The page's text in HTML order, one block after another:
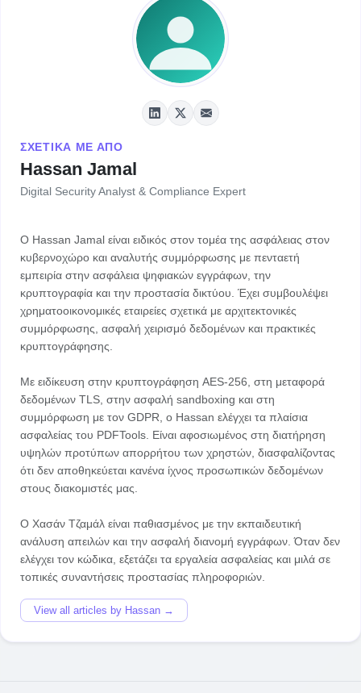
ΣΧΕΤΙΚΆ ΜΕ ΑΠΌ
Hassan Jamal
Digital Security Analyst & Compliance Expert
Ο Hassan Jamal είναι ειδικός στον τομέα της ασφάλειας στον
κυβερνοχώρο και αναλυτής συμμόρφωσης με πενταετή
εμπειρία στην ασφάλεια ψηφιακών εγγράφων, την
κρυπτογραφία και την προστασία δικτύου. Έχει συμβουλέψει
χρηματοοικονομικές εταιρείες σχετικά με αρχιτεκτονικές
συμμόρφωσης, ασφαλή χειρισμό δεδομένων και πρακτικές
κρυπτογράφησης.
Με ειδίκευση στην κρυπτογράφηση AES-256, στη μεταφορά
δεδομένων TLS, στην ασφαλή sandboxing και στη
συμμόρφωση με τον GDPR, ο Hassan ελέγχει τα πλαίσια
ασφαλείας του PDFTools. Είναι αφοσιωμένος στη διατήρηση
υψηλών προτύπων απορρήτου των χρηστών, διασφαλίζοντας
ότι δεν αποθηκεύεται κανένα ίχνος προσωπικών δεδομένων
στους διακομιστές μας.
Ο Χασάν Τζαμάλ είναι παθιασμένος με την εκπαιδευτική
ανάλυση απειλών και την ασφαλή διανομή εγγράφων. Όταν δεν
ελέγχει τον κώδικα, εξετάζει τα εργαλεία ασφαλείας και μιλά σε
View all articles by Hassan →